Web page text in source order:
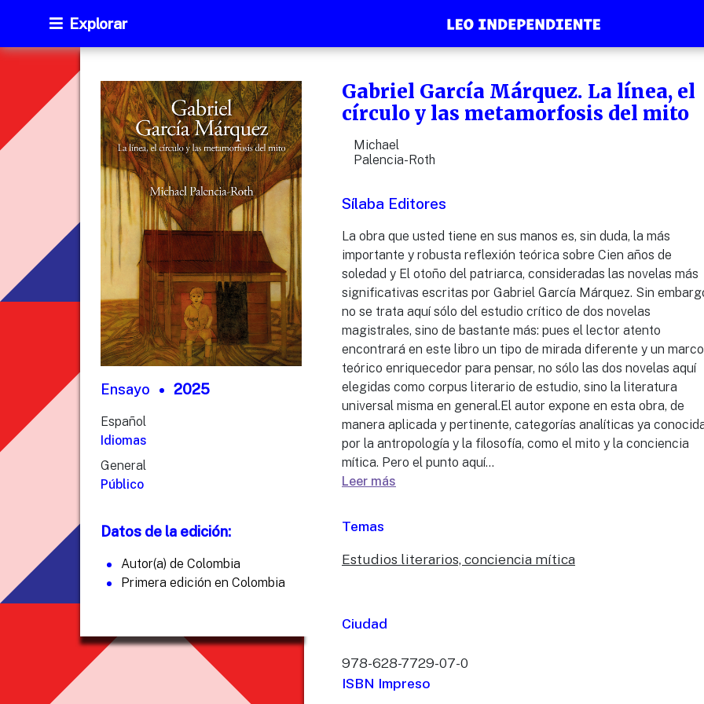
Explorar
Ensayo 2025
Español
Idiomas
General
Público
Datos de la edición:
Autor(a) de Colombia
Primera edición en Colombia
Gabriel García Márquez. La línea, el
círculo y las metamorfosis del mito
Michael
Palencia-Roth
Sílaba Editores
La obra que usted tiene en sus manos es, sin duda, la más
importante y robusta reflexión teórica sobre Cien años de
soledad y El otoño del patriarca, consideradas las novelas más
significativas escritas por Gabriel García Márquez. Sin
no se trata aquí sólo del estudio crítico de dos novelas
magistrales, sino de bastante más: pues el lector atento
encontrará en este libro un tipo de mirada diferente y un marco
teórico enriquecedor para pensar, no sólo las dos novelas aquí
elegidas como corpus literario de estudio, sino la literatura
universal misma en general.El autor expone en esta obra, de
manera aplicada y pertinente, categorías analíticas ya
por la antropología y la filosofía, como el mito y la conciencia
mítica. Pero el punto aquí...
Leer más
Temas
Estudios literarios, conciencia mítica
Ciudad
978-628-7729-07-0
ISBN Impreso